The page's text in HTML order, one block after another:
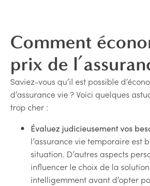
Comment
prix de
Saviez-vous qu’il est possible
d’assurance vie ? Voici quelques
trop cher :
Évaluez judicieusement vos
l’assurance vie temporaire est
situation. D’autres aspects
influencer le choix de la
intelligemment avant d’opter